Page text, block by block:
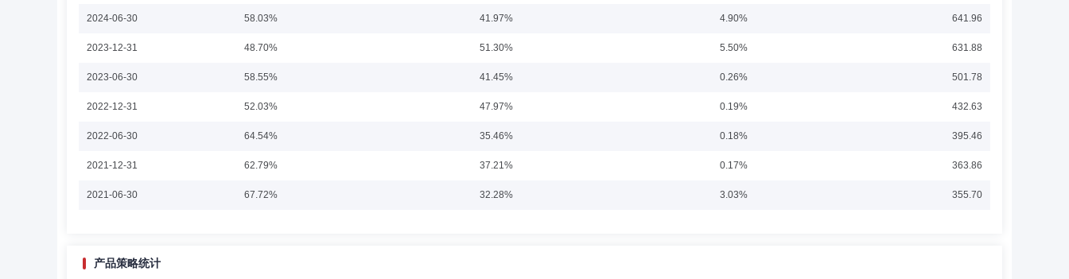
2024-06-30 58.03% 41.97% 4.90% 641.96
2023-12-31 48.70% 51.30% 5.50% 631.88
2023-06-30 58.55% 41.45% 0.26% 501.78
2022-12-31 52.03% 47.97% 0.19% 432.63
2022-06-30 64.54% 35.46% 0.18% 395.46
2021-12-31 62.79% 37.21% 0.17% 363.86
2021-06-30 67.72% 32.28% 3.03% 355.70
产品策略统计